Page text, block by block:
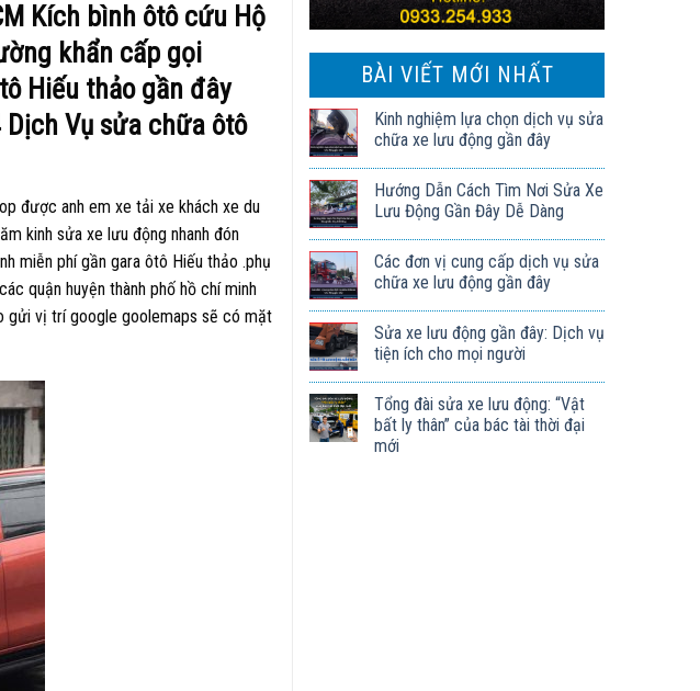
Kích bình ôtô cứu Hộ
khẩn cấp gọi
Hiếu thảo gần đây
Vụ sửa chữa ôtô
được anh em xe tải xe khách xe du
kinh sửa xe lưu động nhanh đón
miễn phí gần gara ôtô Hiếu thảo .phụ
quận huyện thành phố hồ chí minh
gửi vị trí google goolemaps sẽ có mặt
BÀI VIẾT MỚI NHẤT
Kinh nghiệm lựa chọn dịch vụ sửa
chữa xe lưu động gần đây
Hướng Dẫn Cách Tìm Nơi Sửa Xe
Lưu Động Gần Đây Dễ Dàng
Các đơn vị cung cấp dịch vụ sửa
chữa xe lưu động gần đây
Sửa xe lưu động gần đây: Dịch vụ
tiện ích cho mọi người
Tổng đài sửa xe lưu động: “Vật
bất ly thân” của bác tài thời đại
mới